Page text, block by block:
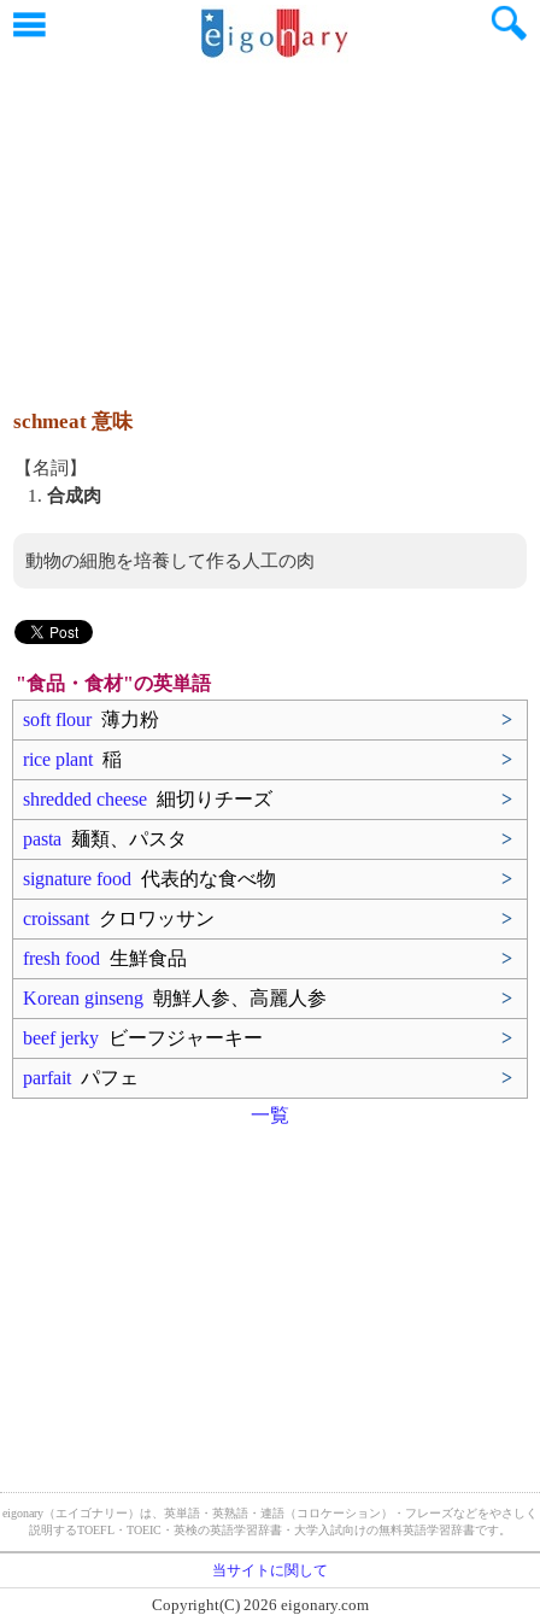
schmeat 意味
【名詞】
1. 合成肉
動物の細胞を培養して作る人工の肉
"食品・食材"の英単語
soft flour薄力粉
>
rice plant 稲
>
shredded cheese 細切りチーズ
>
pasta 麺類、パスタ
>
signature food 代表的な食べ物
>
croissant クロワッサン
>
fresh food 生鮮食品
>
Korean ginseng 朝鮮人参、高麗人参
>
beef jerky ビーフジャーキー
>
parfait パフェ
>
一覧
eigonary（エイゴナリー）は、英単語・英熟語・連語（コロケーション）・フレーズなどをやさしく
説明するTOEFL・TOEIC・英検の英語学習辞書・大学入試向けの無料英語学習辞書です。
当サイトに関して
Copyright(C) 2026 eigonary.com